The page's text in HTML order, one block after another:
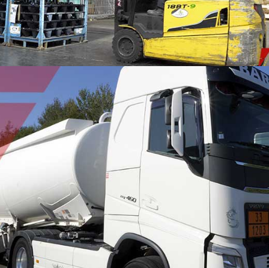
TRANSPORT HYDROCARBURE